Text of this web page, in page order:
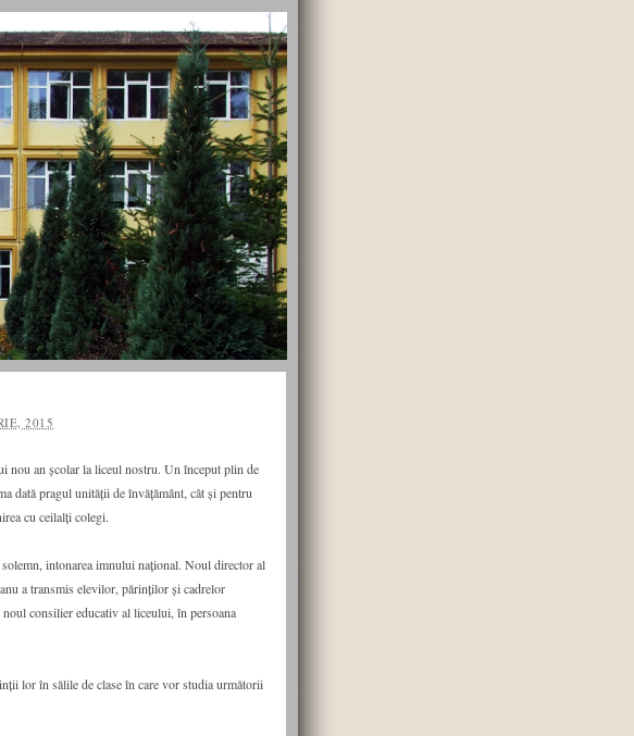
2015
nou an şcolar la liceul nostru. Un început plin de
dată pragul unităţii de învăţământ, cât şi pentru
cu ceilalţi colegi.
intonarea imnului naţional. Noul director al
a transmis elevilor, părinţilor şi cadrelor
consilier educativ al liceului, în persoana
lor în sălile de clase în care vor studia următorii